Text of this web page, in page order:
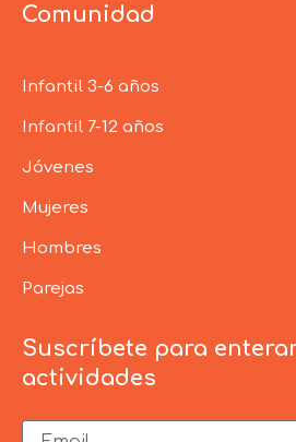
Comunidad
Infantil 3-6 años
Infantil 7-12 años
Jóvenes
Mujeres
Hombres
Parejas
Suscríbete para
actividades